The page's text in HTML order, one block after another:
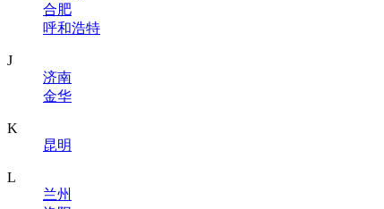
合肥
呼和浩特
J
济南
金华
K
昆明
L
兰州